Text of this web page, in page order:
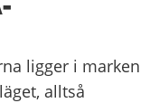
ligger i marken
alltså